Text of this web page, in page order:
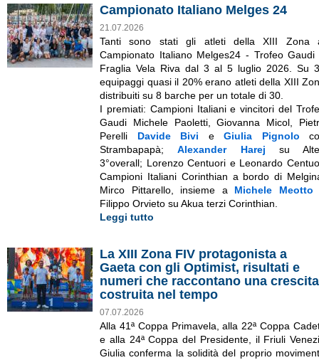
Campionato Italiano Melges 24
21.07.2026
Tanti sono stati gli atleti della XIII Zona
Campionato Italiano Melges24 - Trofeo Gaudi
Fraglia Vela Riva dal 3 al 5 luglio 2026. Su
equipaggi quasi il 20% erano atleti della XIII
distribuiti su 8 barche per un totale di 30.
I premiati: Campioni Italiani e vincitori del
Gaudi Michele Paoletti, Giovanna Micol,
Perelli Davide Bivi e Giulia Pignolo
Strambapapà;Alexander Harej su
3°overall; Lorenzo Centuori e Leonardo
Campioni Italiani Corinthian a bordo di
Mirco Pittarello, insieme a Michele Meotto
Filippo Orvieto su Akua terzi Corinthian.
Leggi tutto
La XIII Zona FIV protagonista a
Gaeta con gli Optimist, risultati e
numeri che raccontano una crescita
costruita nel tempo
07.07.2026
Alla 41ª Coppa Primavela, alla 22ª Coppa
e alla 24ª Coppa del Presidente, il Friuli
Giulia conferma la solidità del proprio